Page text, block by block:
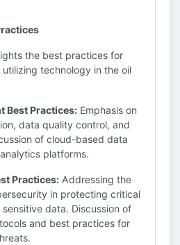
the best practices for
technology in the oil
Best Practices: Emphasis on
data quality control, and
of cloud-based data
platforms.
Practices: Addressing the
in protecting critical
data. Discussion of
and best practices for